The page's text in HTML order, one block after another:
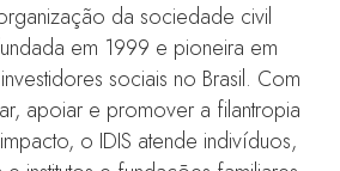
da sociedade civil
em 1999 e pioneira em
sociais no Brasil. Com
apoiar e promover a filantropia
o IDIS atende indivíduos,